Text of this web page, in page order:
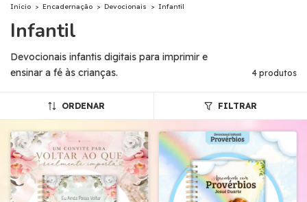
Início > Encadernação > Devocionais > Infantil
Infantil
Devocionais infantis digitais para imprimir e
ensinar a fé às crianças.
4 produtos
ORDENAR FILTRAR